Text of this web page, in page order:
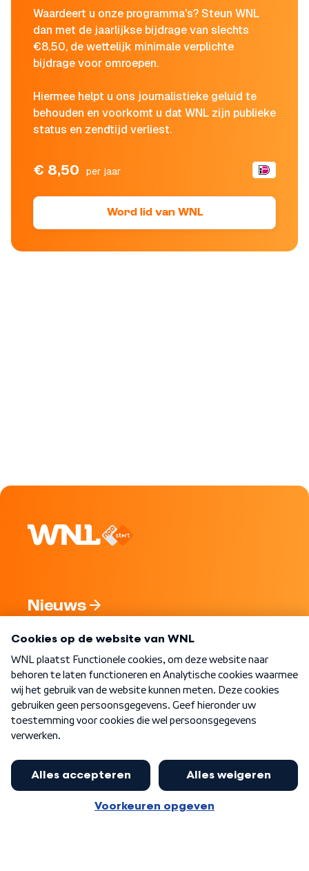
Waardeert u onze programma's? Steun WNL
dan met de jaarlijkse bijdrage van slechts
€8,50, de wettelijk minimale verplichte
bijdrage voor omroepen.
Hiermee helpt u ons journalistieke geluid te
behouden en voorkomt u dat WNL zijn publieke
status en zendtijd verliest.
€ 8,50 per jaar
Word lid van WNL
Nieuws
Nieuwsbrief
Word Lid